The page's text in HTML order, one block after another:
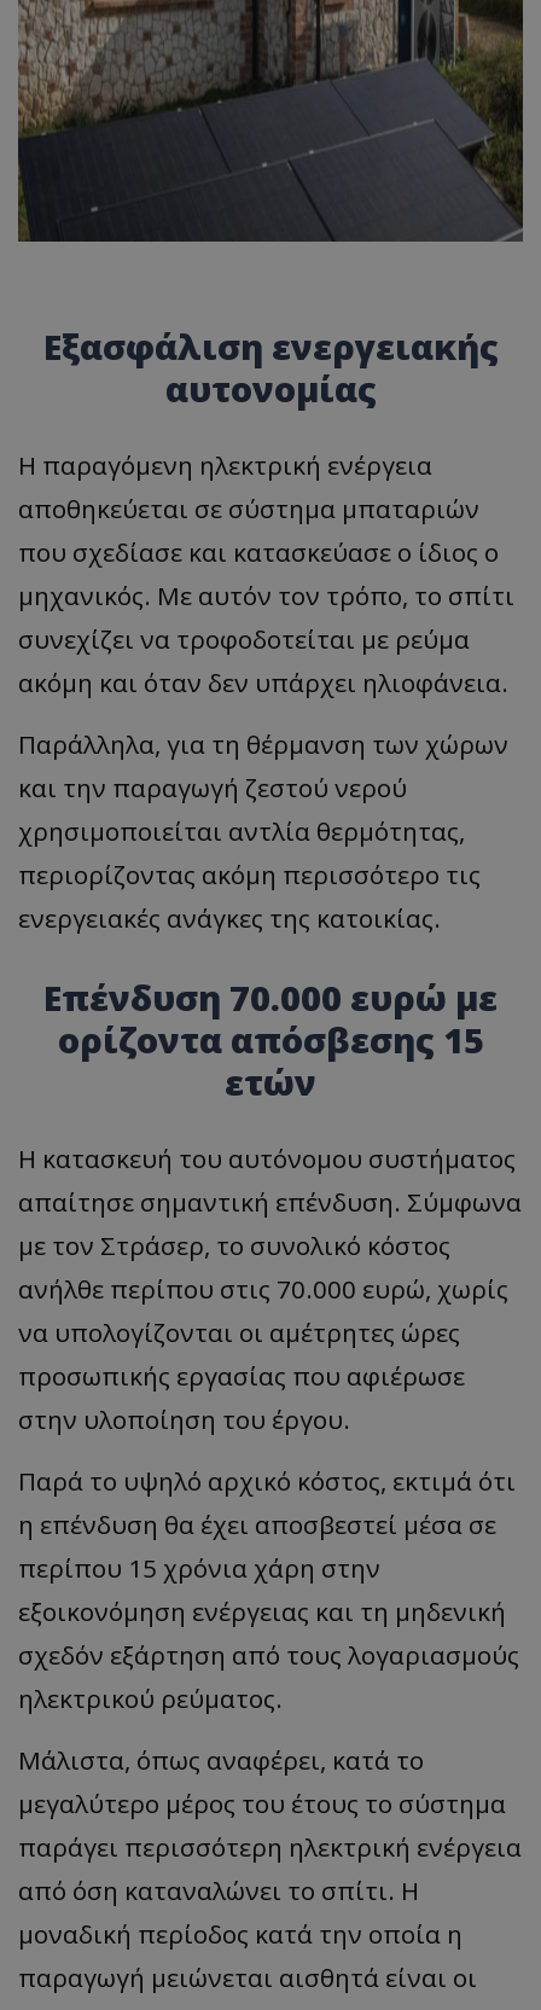
Εξασφάλιση ενεργειακής
αυτονομίας
Η παραγόμενη ηλεκτρική ενέργεια
αποθηκεύεται σε σύστημα μπαταριών
που σχεδίασε και κατασκεύασε ο ίδιος ο
μηχανικός. Με αυτόν τον τρόπο, το σπίτι
συνεχίζει να τροφοδοτείται με ρεύμα
ακόμη και όταν δεν υπάρχει ηλιοφάνεια.
Παράλληλα, για τη θέρμανση των χώρων
και την παραγωγή ζεστού νερού
χρησιμοποιείται αντλία θερμότητας,
περιορίζοντας ακόμη περισσότερο τις
ενεργειακές ανάγκες της κατοικίας.
Επένδυση 70.000 ευρώ με
ορίζοντα απόσβεσης 15
ετών
Η κατασκευή του αυτόνομου συστήματος
απαίτησε σημαντική επένδυση. Σύμφωνα
με τον Στράσερ, το συνολικό κόστος
ανήλθε περίπου στις 70.000 ευρώ, χωρίς
να υπολογίζονται οι αμέτρητες ώρες
προσωπικής εργασίας που αφιέρωσε
στην υλοποίηση του έργου.
Παρά το υψηλό αρχικό κόστος, εκτιμά ότι
η επένδυση θα έχει αποσβεστεί μέσα σε
περίπου 15 χρόνια χάρη στην
εξοικονόμηση ενέργειας και τη μηδενική
σχεδόν εξάρτηση από τους λογαριασμούς
ηλεκτρικού ρεύματος.
Μάλιστα, όπως αναφέρει, κατά το
μεγαλύτερο μέρος του έτους το σύστημα
παράγει περισσότερη ηλεκτρική ενέργεια
από όση καταναλώνει το σπίτι. Η
μοναδική περίοδος κατά την οποία η
παραγωγή μειώνεται αισθητά είναι οι